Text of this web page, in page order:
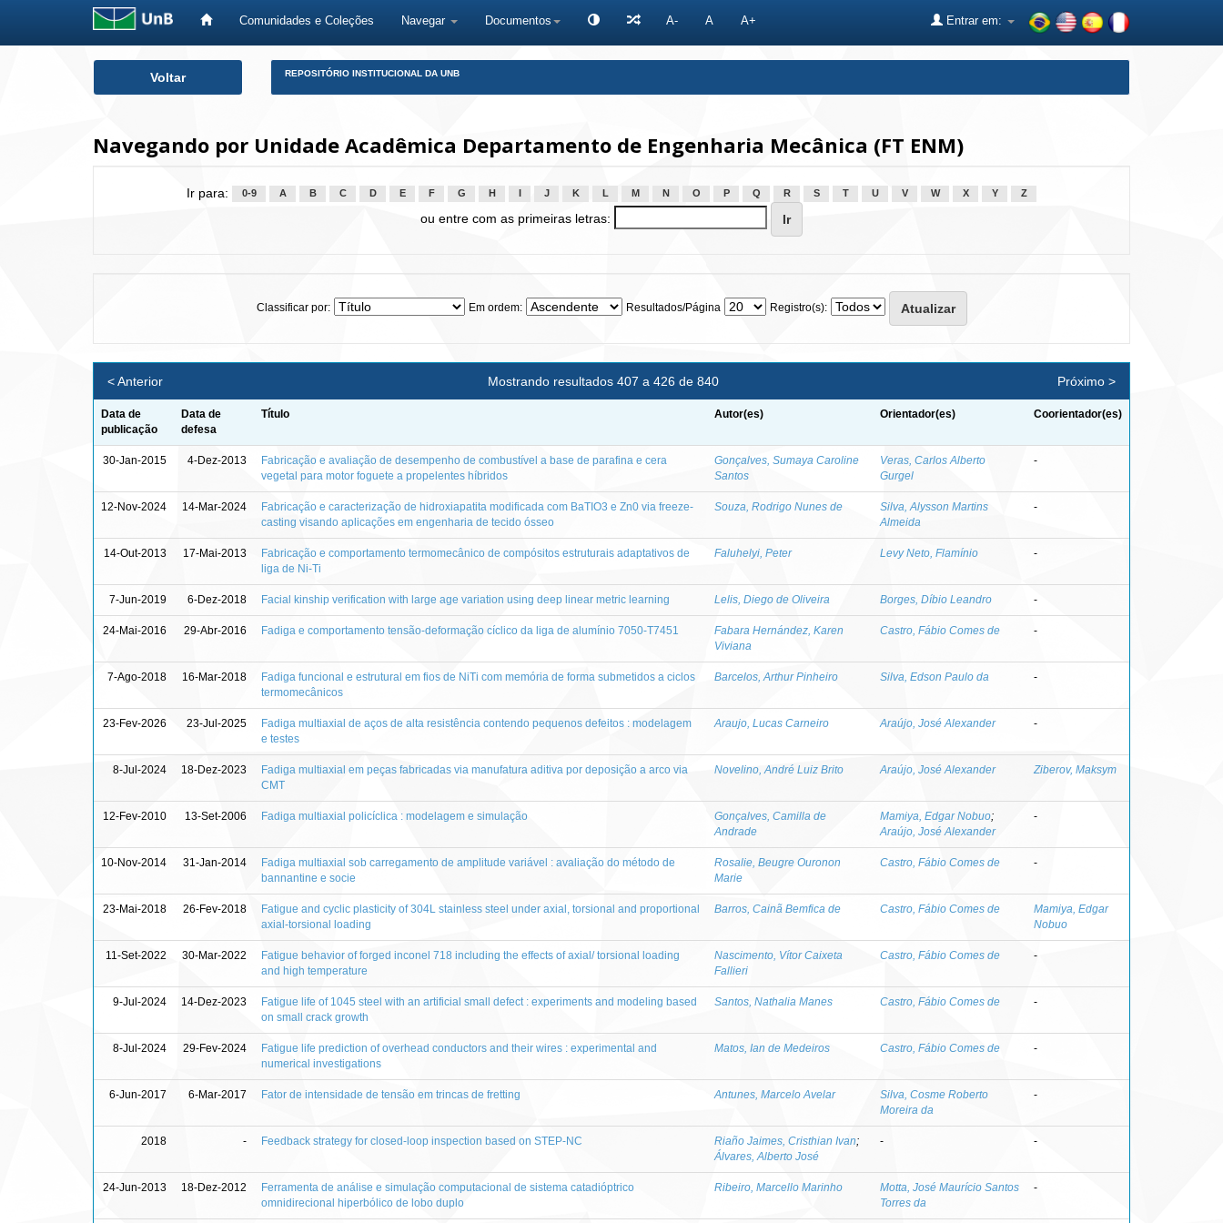
Comunidades e Coleções Navegar Documentos A- A A+ Entrar em:
Voltar REPOSITÓRIO INSTITUCIONAL DA UNB
Navegando por Unidade Acadêmica Departamento de Engenharia Mecânica (FT ENM)
Ir para: 0-9 A B C D E F G H J K L M N O P Q R S T U V W X Y Z
ou entre com as primeiras letras:
Classificar por: Em ordem: Resultados/Página Registro(s):
Mostrando resultados 407 a 426 de 840
< Anterior Próximo >
Data de
publicação
Data de
defesa
Título Autor(es) Orientador(es) Coorientador(es)
30-Jan-2015 4-Dez-2013
Fabricação e avaliação de desempenho de combustível a base de parafina e cera
vegetal para motor foguete a propelentes híbridos
Gonçalves, Sumaya Caroline
Santos
Veras, Carlos Alberto
Gurgel
-
12-Nov-2024 14-Mar-2024
Fabricação e caracterização de hidroxiapatita modificada com BaTIO3 e Zn0 via freeze-
casting visando aplicações em engenharia de tecido ósseo
Souza, Rodrigo Nunes de
Silva, Alysson Martins
Almeida
-
14-Out-2013 17-Mai-2013
Fabricação e comportamento termomecânico de compósitos estruturais adaptativos de
liga de Ni-Ti
Faluhelyi, Peter Levy Neto, Flamínio -
7-Jun-2019 6-Dez-2018 Facial kinship verification with large age variation using deep linear metric learning Lelis, Diego de Oliveira Borges, Díbio Leandro -
24-Mai-2016 29-Abr-2016 Fadiga e comportamento tensão-deformação cíclico da liga de alumínio 7050-T7451
Fabara Hernández, Karen
Viviana
Castro, Fábio Comes de -
7-Ago-2018 16-Mar-2018
Fadiga funcional e estrutural em fios de NiTi com memória de forma submetidos a ciclos
termomecânicos
Barcelos, Arthur Pinheiro Silva, Edson Paulo da -
23-Fev-2026 23-Jul-2025
Fadiga multiaxial de aços de alta resistência contendo pequenos defeitos : modelagem
e testes
Araujo, Lucas Carneiro Araújo, José Alexander -
8-Jul-2024 18-Dez-2023
Fadiga multiaxial em peças fabricadas via manufatura aditiva por deposição a arco via
CMT
Novelino, André Luiz Brito Araújo, José Alexander Ziberov, Maksym
12-Fev-2010 13-Set-2006 Fadiga multiaxial policíclica : modelagem e simulação
Gonçalves, Camilla de
Andrade
Mamiya, Edgar Nobuo;
Araújo, José Alexander
-
10-Nov-2014 31-Jan-2014
Fadiga multiaxial sob carregamento de amplitude variável : avaliação do método de
bannantine e socie
Rosalie, Beugre Ouronon
Marie
Castro, Fábio Comes de -
23-Mai-2018 26-Fev-2018
Fatigue and cyclic plasticity of 304L stainless steel under axial, torsional and proportional
axial-torsional loading
Barros, Cainã Bemfica de Castro, Fábio Comes de
Mamiya, Edgar
Nobuo
11-Set-2022 30-Mar-2022
Fatigue behavior of forged inconel 718 including the effects of axial/ torsional loading
and high temperature
Nascimento, Vítor Caixeta
Fallieri
Castro, Fábio Comes de -
9-Jul-2024 14-Dez-2023
Fatigue life of 1045 steel with an artificial small defect : experiments and modeling based
on small crack growth
Santos, Nathalia Manes Castro, Fábio Comes de -
8-Jul-2024 29-Fev-2024
Fatigue life prediction of overhead conductors and their wires : experimental and
numerical investigations
Matos, Ian de Medeiros Castro, Fábio Comes de -
6-Jun-2017 6-Mar-2017 Fator de intensidade de tensão em trincas de fretting Antunes, Marcelo Avelar
Silva, Cosme Roberto
Moreira da
-
2018 - Feedback strategy for closed-loop inspection based on STEP-NC Riaño Jaimes, Cristhian Ivan;
Álvares, Alberto José
- -
24-Jun-2013 18-Dez-2012
Ferramenta de análise e simulação computacional de sistema catadióptrico
omnidirecional hiperbólico de lobo duplo
Ribeiro, Marcello Marinho
Motta, José Maurício Santos
Torres da
-